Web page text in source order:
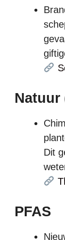
Natuur
Dit
PFAS